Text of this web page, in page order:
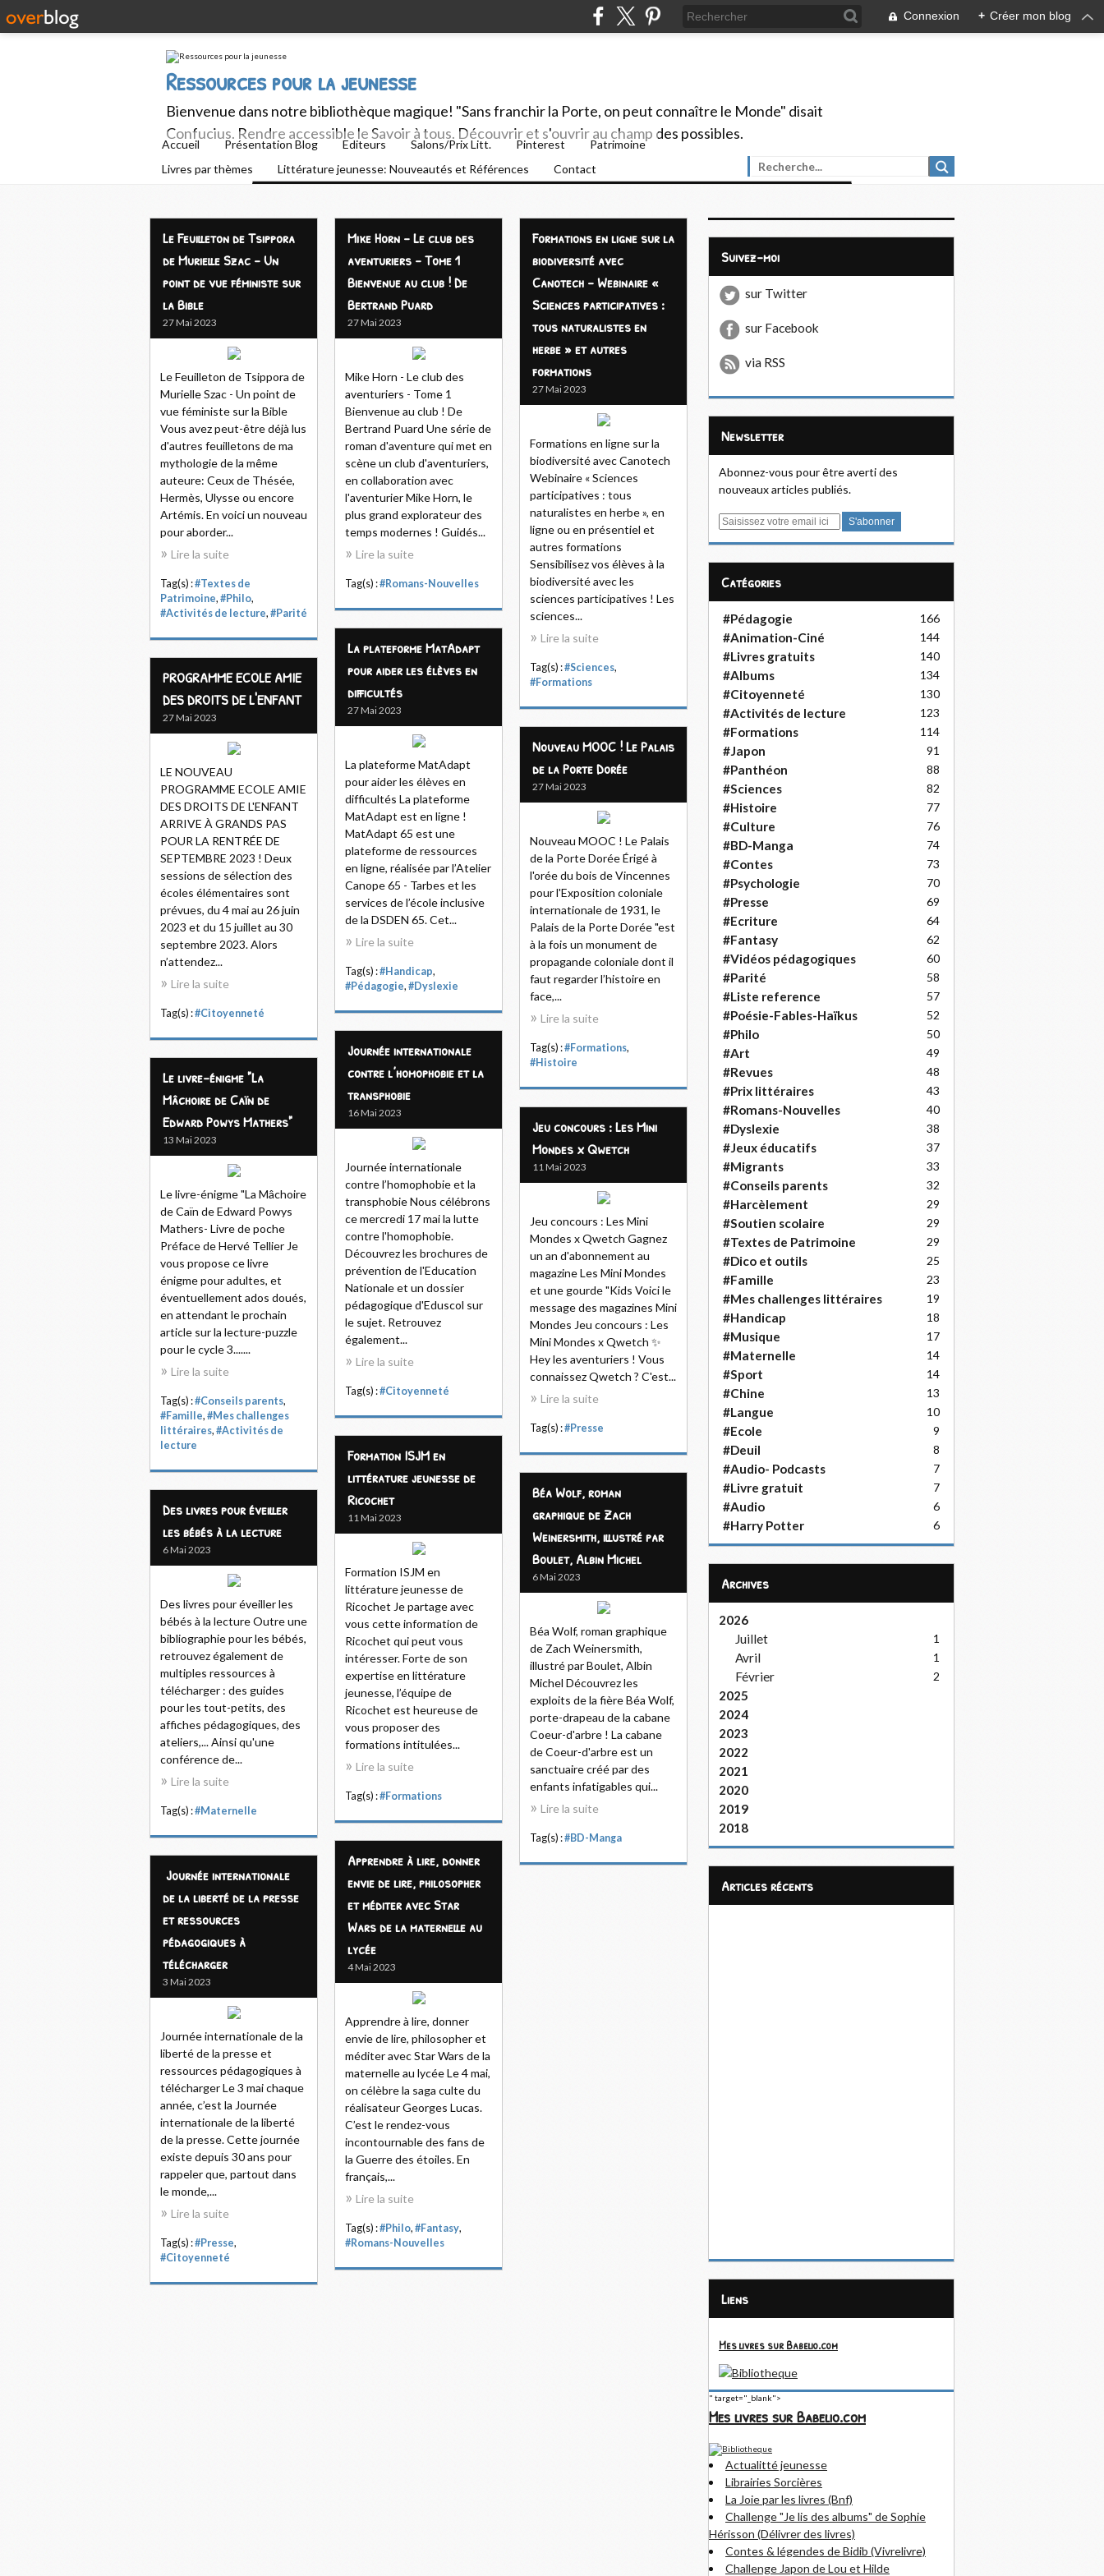
Connexion + Créer mon blog
Ressources pour la jeunesse
Bienvenue dans notre bibliothèque magique! "Sans franchir la Porte, on peut connaître le Monde" disait
Confucius. Rendre accessible le Savoir à tous. Découvrir et s'ouvrir au champ des possibles.
Accueil Présentation Blog Editeurs Salons/Prix Litt. Pinterest
Patrimoine
Livres par thèmes
Littérature jeunesse: Nouveautés et Références Contact
Le Feuilleton de Tsippora
de Murielle Szac - Un
point de vue féministe sur
la Bible
27 Mai 2023
Le Feuilleton de Tsippora de
Murielle Szac - Un point de
vue féministe sur la Bible
Vous avez peut-être déjà lus
d'autres feuilletons de ma
mythologie de la même
auteure: Ceux de Thésée,
Hermès, Ulysse ou encore
Artémis. En voici un nouveau
pour aborder...
Lire la suite
Tag(s) :#Textes de
Patrimoine, #Philo,
#Activités de lecture, #Parité
Mike Horn - Le club des
aventuriers - Tome 1
Bienvenue au club ! De
Bertrand Puard
27 Mai 2023
Mike Horn - Le club des
aventuriers - Tome 1
Bienvenue au club ! De
Bertrand Puard Une série de
roman d'aventure qui met en
scène un club d'aventuriers,
en collaboration avec
l'aventurier Mike Horn, le
plus grand explorateur des
temps modernes ! Guidés...
Lire la suite
Tag(s) :#Romans-Nouvelles
Formations en ligne sur la
biodiversité avec
Canotech - Webinaire «
Sciences participatives :
tous naturalistes en
herbe » et autres
formations
27 Mai 2023
Formations en ligne sur la
biodiversité avec Canotech
Webinaire « Sciences
participatives : tous
naturalistes en herbe », en
ligne ou en présentiel et
autres formations
Sensibilisez vos élèves à la
biodiversité avec les
sciences participatives ! Les
sciences...
Lire la suite
Tag(s) :#Sciences,
#Formations
La plateforme MatAdapt
pour aider les élèves en
difficultés
27 Mai 2023
La plateforme MatAdapt
pour aider les élèves en
difficultés La plateforme
MatAdapt est en ligne !
MatAdapt 65 est une
plateforme de ressources
en ligne, réalisée par l’Atelier
Canope 65 - Tarbes et les
services de l’école inclusive
de la DSDEN 65. Cet...
Lire la suite
Tag(s) :#Handicap,
#Pédagogie, #Dyslexie
PROGRAMME ECOLE AMIE
DES DROITS DE L'ENFANT
27 Mai 2023
LE NOUVEAU
PROGRAMME ECOLE AMIE
DES DROITS DE L'ENFANT
ARRIVE À GRANDS PAS
POUR LA RENTRÉE DE
SEPTEMBRE 2023 ! Deux
sessions de sélection des
écoles élémentaires sont
prévues, du 4 mai au 26 juin
2023 et du 15 juillet au 30
septembre 2023. Alors
n’attendez...
Lire la suite
Tag(s) :#Citoyenneté
Nouveau MOOC ! Le Palais
de la Porte Dorée
27 Mai 2023
Nouveau MOOC ! Le Palais
de la Porte Dorée Érigé à
l'orée du bois de Vincennes
pour l'Exposition coloniale
internationale de 1931, le
Palais de la Porte Dorée "est
à la fois un monument de
propagande coloniale dont il
faut regarder l’histoire en
face,...
Lire la suite
Tag(s) :#Formations,
#Histoire
Journée internationale
contre l’homophobie et la
transphobie
16 Mai 2023
Journée internationale
contre l’homophobie et la
transphobie Nous célébrons
ce mercredi 17 mai la lutte
contre l'homophobie.
Découvrez les brochures de
prévention de l'Education
Nationale et un dossier
pédagogique d'Eduscol sur
le sujet. Retrouvez
également...
Lire la suite
Tag(s) :#Citoyenneté
Le livre-énigme "La
Mâchoire de Caïn de
Edward Powys Mathers"
13 Mai 2023
Le livre-énigme "La Mâchoire
de Caïn de Edward Powys
Mathers- Livre de poche
Préface de Hervé Tellier Je
vous propose ce livre
énigme pour adultes, et
éventuellement ados doués,
en attendant le prochain
article sur la lecture-puzzle
pour le cycle 3.......
Lire la suite
Tag(s) :#Conseils parents,
#Famille, #Mes challenges
littéraires, #Activités de
lecture
Jeu concours : Les Mini
Mondes x Qwetch
11 Mai 2023
Jeu concours : Les Mini
Mondes x Qwetch Gagnez
un an d'abonnement au
magazine Les Mini Mondes
et une gourde "Kids Voici le
message des magazines Mini
Mondes Jeu concours : Les
Mini Mondes x Qwetch ✨
Hey les aventuriers ! Vous
connaissez Qwetch ? C'est...
Lire la suite
Tag(s) :#Presse
Formation ISJM en
littérature jeunesse de
Ricochet
11 Mai 2023
Formation ISJM en
littérature jeunesse de
Ricochet Je partage avec
vous cette information de
Ricochet qui peut vous
intéresser. Forte de son
expertise en littérature
jeunesse, l’équipe de
Ricochet est heureuse de
vous proposer des
formations intitulées...
Lire la suite
Tag(s) :#Formations
Béa Wolf, roman
graphique de Zach
Weinersmith, illustré par
Boulet, Albin Michel
6 Mai 2023
Béa Wolf, roman graphique
de Zach Weinersmith,
illustré par Boulet, Albin
Michel Découvrez les
exploits de la fière Béa Wolf,
porte-drapeau de la cabane
Coeur-d'arbre ! La cabane
de Coeur-d'arbre est un
sanctuaire créé par des
enfants infatigables qui...
Lire la suite
Tag(s) :#BD-Manga
Des livres pour éveiller
les bébés à la lecture
6 Mai 2023
Des livres pour éveiller les
bébés à la lecture Outre une
bibliographie pour les bébés,
retrouvez également de
multiples ressources à
télécharger : des guides
pour les tout-petits, des
affiches pédagogiques, des
ateliers,... Ainsi qu'une
conférence de...
Lire la suite
Tag(s) :#Maternelle
Apprendre à lire, donner
envie de lire, philosopher
et méditer avec Star
Wars de la maternelle au
lycée
4 Mai 2023
Apprendre à lire, donner
envie de lire, philosopher et
méditer avec Star Wars de la
maternelle au lycée Le 4 mai,
on célèbre la saga culte du
réalisateur Georges Lucas.
C’est le rendez-vous
incontournable des fans de
la Guerre des étoiles. En
français,...
Lire la suite
Tag(s) :#Philo, #Fantasy,
#Romans-Nouvelles
Journée internationale
de la liberté de la presse
et ressources
pédagogiques à
télécharger
3 Mai 2023
Journée internationale de la
liberté de la presse et
ressources pédagogiques à
télécharger Le 3 mai chaque
année, c’est la Journée
internationale de la liberté
de la presse. Cette journée
existe depuis 30 ans pour
rappeler que, partout dans
le monde,...
Lire la suite
Tag(s) :#Presse,
#Citoyenneté
Suivez-moi
sur Twitter
sur Facebook
via RSS
Newsletter
Abonnez-vous pour être averti des
nouveaux articles publiés.
E
Catégories
#Pédagogie 166
#Animation-Ciné 144
#Livres gratuits 140
#Albums 134
#Citoyenneté 130
#Activités de lecture 123
#Formations 114
#Japon 91
#Panthéon 88
#Sciences 82
#Histoire 77
#Culture 76
#BD-Manga 74
#Contes 73
#Psychologie 70
#Presse 69
#Ecriture 64
#Fantasy 62
#Vidéos pédagogiques 60
#Parité 58
#Liste reference 57
#Poésie-Fables-Haïkus 52
#Philo 50
#Art 49
#Revues 48
#Prix littéraires 43
#Romans-Nouvelles 40
#Dyslexie 38
#Jeux éducatifs 37
#Migrants 33
#Conseils parents 32
#Harcèlement 29
#Soutien scolaire 29
#Textes de Patrimoine 29
#Dico et outils 25
#Famille 23
#Mes challenges littéraires 19
#Handicap 18
#Musique 17
#Maternelle 14
#Sport 14
#Chine 13
#Langue 10
#Ecole 9
#Deuil 8
#Audio- Podcasts 7
#Livre gratuit 7
#Audio 6
#Harry Potter 6
Archives
2026
Juillet
1
Avril 1
Février 2
2025
2024
2023
2022
2021
2020
2019
2018
articles récents
Liens
Mes livres sur Babelio.com
" target="_blank">
Mes livres sur Babelio.com
Actualitté jeunesse
Librairies Sorcières
La Joie par les livres (Bnf)
Challenge "Je lis des albums" de Sophie
Hérisson (Délivrer des livres)
Contes & légendes de Bidib (Vivrelivre)
Challenge Japon de Lou et Hilde